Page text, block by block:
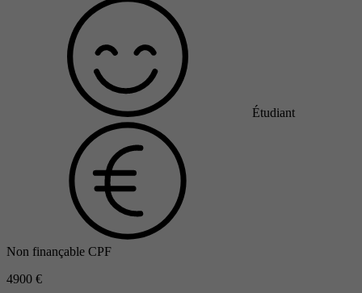
Étudiant
Non finançable CPF
4900 €